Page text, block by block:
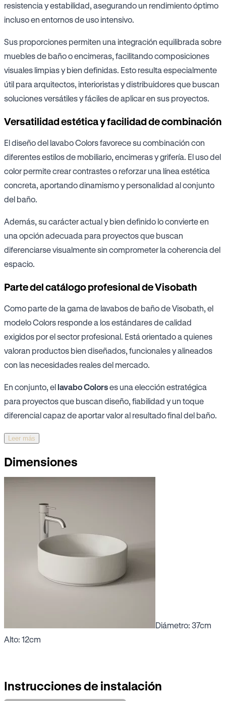
resistencia y estabilidad, asegurando un rendimiento óptimo
incluso en entornos de uso intensivo.
Sus proporciones permiten una integración equilibrada sobre
muebles de baño o encimeras, facilitando composiciones
visuales limpias y bien definidas. Esto resulta especialmente
útil para arquitectos, interioristas y distribuidores que buscan
soluciones versátiles y fáciles de aplicar en sus proyectos.
Versatilidad estética y facilidad de combinación
El diseño del lavabo Colors favorece su combinación con
diferentes estilos de mobiliario, encimeras y grifería. El uso del
color permite crear contrastes o reforzar una línea estética
concreta, aportando dinamismo y personalidad al conjunto
del baño.
Además, su carácter actual y bien definido lo convierte en
una opción adecuada para proyectos que buscan
diferenciarse visualmente sin comprometer la coherencia del
espacio.
Parte del catálogo profesional de Visobath
Como parte de la gama de lavabos de baño de Visobath, el
modelo Colors responde a los estándares de calidad
exigidos por el sector profesional. Está orientado a quienes
valoran productos bien diseñados, funcionales y alineados
con las necesidades reales del mercado.
En conjunto, ellavabo Colorses una elección estratégica
para proyectos que buscan diseño, fiabilidad y un toque
diferencial capaz de aportar valor al resultado final del baño.
Leer más
Dimensiones
Diámetro: 37cm
Alto: 12cm
Instrucciones de instalación